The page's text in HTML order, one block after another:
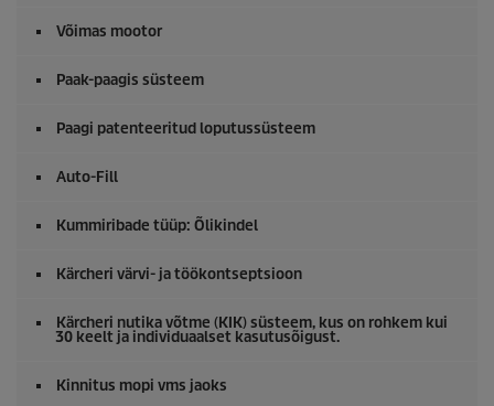
Võimas mootor
Paak-paagis süsteem
Paagi patenteeritud loputussüsteem
Auto-Fill
Kummiribade tüüp: Õlikindel
Kärcheri värvi- ja töökontseptsioon
Kärcheri nutika võtme (KIK) süsteem, kus on rohkem kui
30 keelt ja individuaalset kasutusõigust.
Kinnitus mopi vms jaoks